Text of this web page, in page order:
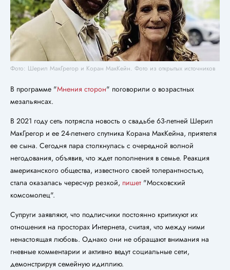
Фото: Шерил МакГрегор и Коран МакКейн. Фото из открытых источников
В программе "Мнения сторон" поговорили о возрастных
мезальянсах.
В 2021 году сеть потрясла новость о свадьбе 63-летней Шерил
МакГрегор и ее 24-летнего спутника Корана МакКейна, приятеля
ее сына. Сегодня пара столкнулась с очередной волной
негодования, объявив, что ждет пополнения в семье. Реакция
американского общества, известного своей толерантностью,
стала оказалась чересчур резкой, пишет "Московский
комсомолец".
Супруги заявляют, что подписчики постоянно критикуют их
отношения на просторах Интернета, считая, что между ними
ненастоящая любовь. Однако они не обращают внимания на
гневные комментарии и активно ведут социальные сети,
демонстрируя семейную идиллию.